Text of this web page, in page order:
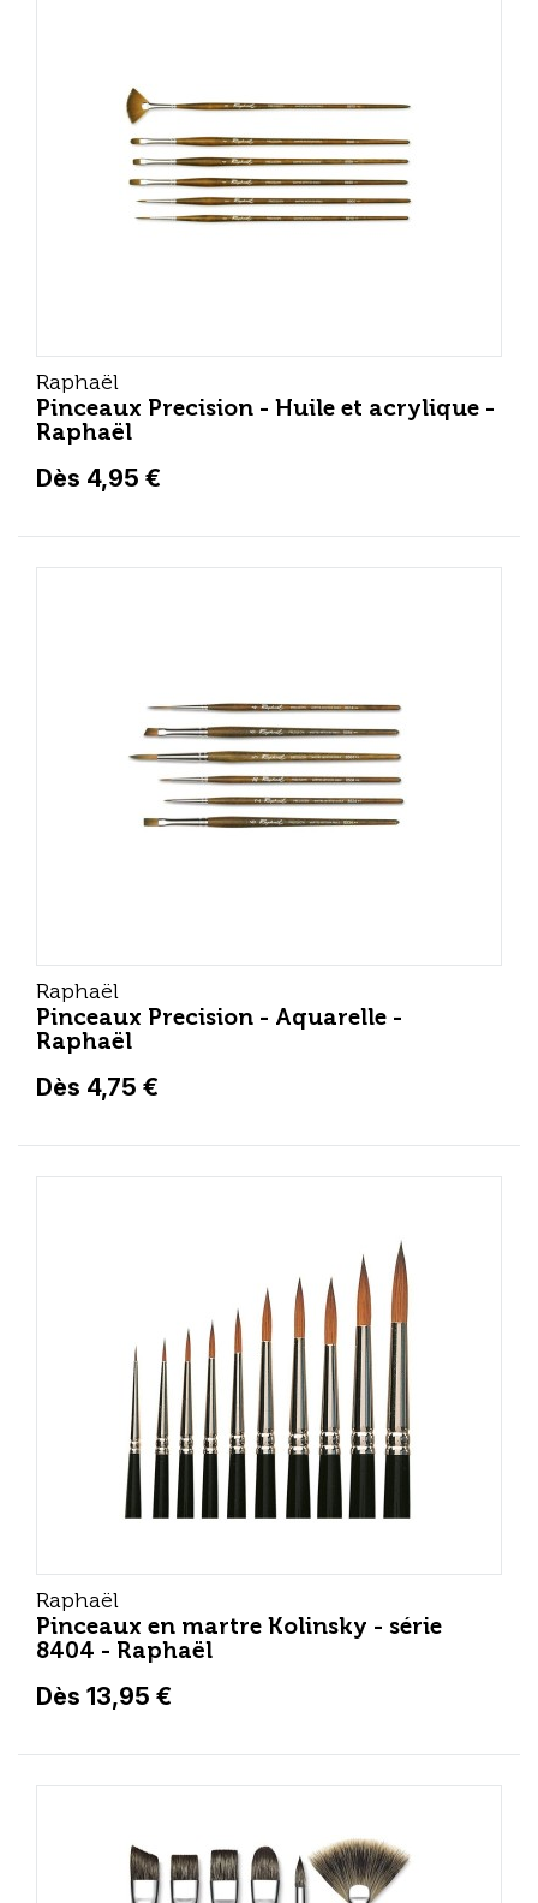
Raphaël
Pinceaux Precision - Huile et acrylique -
Raphaël
Dès 4,95 €
Raphaël
Pinceaux Precision - Aquarelle -
Raphaël
Dès 4,75 €
Raphaël
Pinceaux en martre Kolinsky - série
8404 - Raphaël
Dès 13,95 €